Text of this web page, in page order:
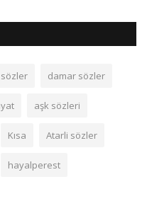
damar sözler
aşk sözleri
Kısa Atarli sözler
hayalperest